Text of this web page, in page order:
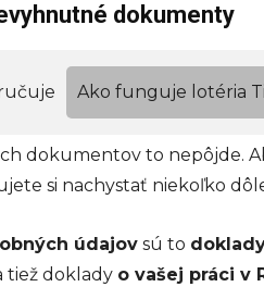
dokumenty
Ako funguje lotéria
dokumentov to nepôjde.
si nachystať niekoľko
údajov sú to
tiež doklady o vašej práci v